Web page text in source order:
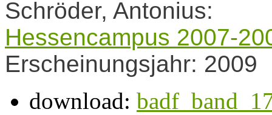
Schröder, Antonius:
Hessencampus 2007-
Erscheinungsjahr: 2009
download: